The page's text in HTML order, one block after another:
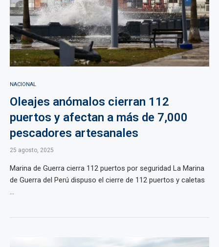
NACIONAL
Oleajes anómalos cierran 112
puertos y afectan a más de 7,000
pescadores artesanales
25 agosto, 2025
Marina de Guerra cierra 112 puertos por seguridad La Marina
de Guerra del Perú dispuso el cierre de 112 puertos y caletas
...